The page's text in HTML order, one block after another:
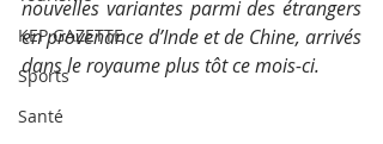
KEP GAZETTE
Sports
Santé
nouvelles variantes parmi des étrangers
en provenance d’Inde et de Chine, arrivés
dans le royaume plus tôt ce mois-ci.